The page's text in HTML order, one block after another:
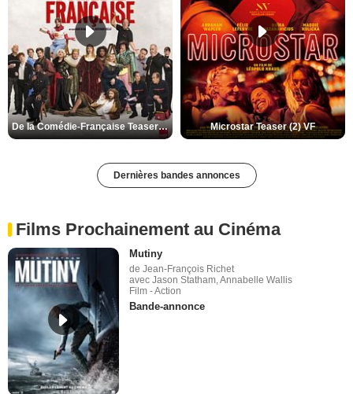
De la Comédie-Française Teaser (3) VF Microstar Teaser (2) VF
Dernières bandes annonces
Films Prochainement au Cinéma
Mutiny
de Jean-François Richet
avec Jason Statham, Annabelle Wallis
Film - Action
Bande-annonce